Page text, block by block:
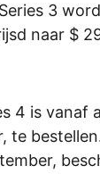
3
naar $
4 is vanaf
te